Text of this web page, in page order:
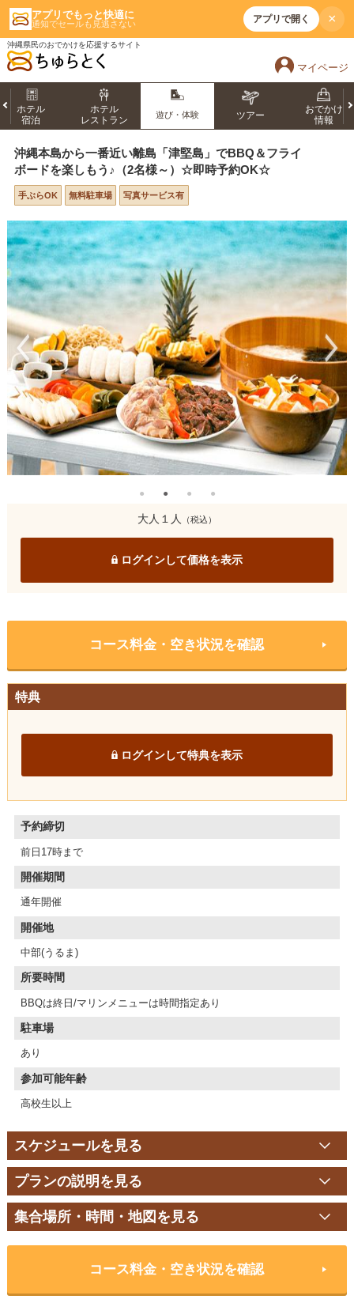
アプリでもっと快適に
通知でセールも見逃さない アプリで開く ×
沖縄県民のおでかけを応援するサイト
マイページ
ホテル
宿泊
ホテル
レストラン
遊び・体験 ツアー
おでかけ
情報
沖縄本島から一番近い離島「津堅島」でBBQ＆フライ
ボードを楽しもう♪（2名様～）☆即時予約OK☆
手ぶらOK 無料駐車場 写真サービス有
大人１人 （税込）
ログインして価格を表示
コース料金・空き状況を確認
特典
ログインして特典を表示
予約締切
前日17時まで
開催期間
通年開催
開催地
中部(うるま)
所要時間
BBQは終日/マリンメニューは時間指定あり
駐車場
あり
参加可能年齢
高校生以上
スケジュールを見る
プランの説明を見る
集合場所・時間・地図を見る
コース料金・空き状況を確認